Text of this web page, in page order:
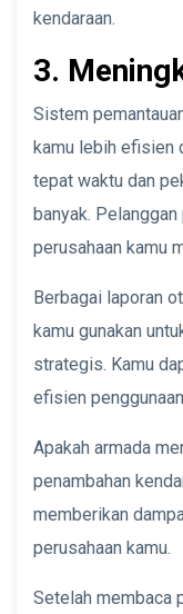
kendaraan.
3.
Sistem
kamu lebih efisien
tepat waktu dan
banyak.
perusahaan kamu
Berbagai laporan
kamu gunakan
strategis. Kamu
efisien
Apakah armada
penambahan
memberikan
perusahaan kamu.
Setelah membaca